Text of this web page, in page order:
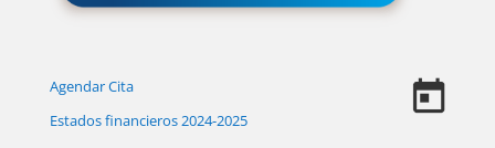
Agendar Cita
Estados financieros 2024-2025